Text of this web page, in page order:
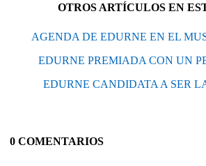
OTROS ARTÍCULOS EN
AGENDA DE EDURNE EN EL
EDURNE PREMIADA CON UN
EDURNE CANDIDATA A SER
0 COMENTARIOS